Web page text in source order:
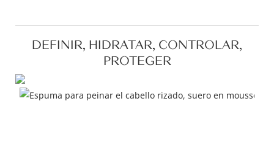
DEFINIR, HIDRATAR, CONTROLAR,
PROTEGER